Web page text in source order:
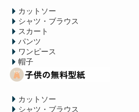
カットソー
シャツ・ブラウス
スカート
パンツ
ワンピース
帽子
カットソー
シャツ・ブラウス